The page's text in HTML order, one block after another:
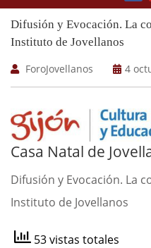
Difusión y Evocación. La
Instituto de Jovellanos
ForoJovellanos
4
Casa Natal de
Difusión y Evocación. La
Instituto de Jovellanos
53 vistas totales